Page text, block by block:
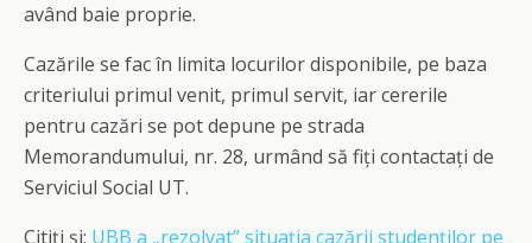
având baie proprie.
Cazările se fac în limita locurilor disponibile, pe baza
criteriului primul venit, primul servit, iar cererile
pentru cazări se pot depune pe strada
Memorandumului, nr. 28, urmând să fiți contactați de
Serviciul Social UT.
Citiți și: UBB a „rezolvat” situația cazării studenților pe